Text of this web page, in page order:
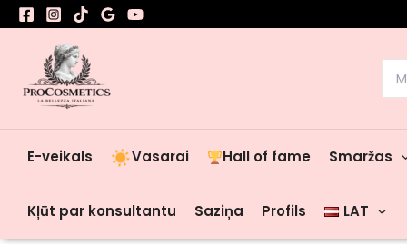
Skip
to
for:
E-veikals Vasarai Hall of fame Smaržas
Kļūt par konsultantu Saziņa Profils LAT